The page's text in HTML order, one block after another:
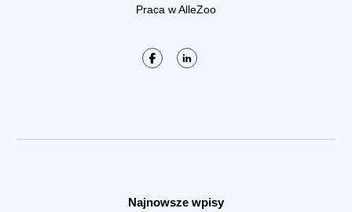
Praca w AlleZoo
Najnowsze wpisy